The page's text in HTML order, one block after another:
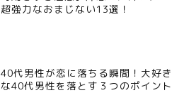
超強力なおまじない13選！
40代男性が恋に落ちる瞬間！大好き
な40代男性を落とす３つのポイント